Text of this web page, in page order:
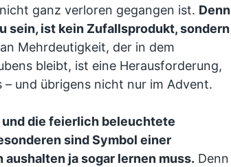
ganz verloren gegangen ist. Denn
sein, ist kein Zufallsprodukt, sondern
Mehrdeutigkeit, der in dem
bleibt, ist eine Herausforderung,
– und übrigens nicht nur im Advent.
die feierlich beleuchtete
sind Symbol einer
ja sogar lernen muss. Denn